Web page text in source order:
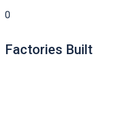
0
Factories Built